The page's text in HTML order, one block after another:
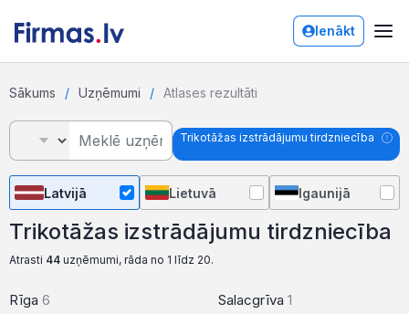
Ienākt
Sākums Uzņēmumi Atlases rezultāti
Trikotāžas izstrādājumu tirdzniecība
Latvijā Lietuvā Igaunijā
Trikotāžas izstrādājumu tirdzniecība
Atrasti 44 uzņēmumi, rāda no 1 līdz 20.
Rīga 6
Salacgrīva 1